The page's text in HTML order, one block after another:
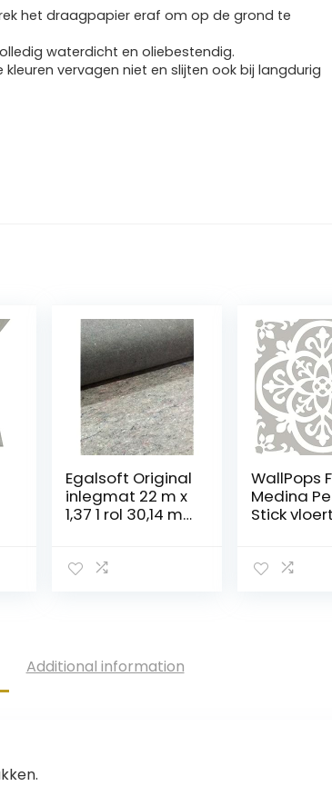
het draagpapier eraf om op de grond te
waterdicht en oliebestendig.
kleuren vervagen niet en slijten ook bij langdurig
Egalsoft Original
inlegmat 22 m x
1,37 1 rol 30,14 m²
WallPops
Medina
Stick
Additional information